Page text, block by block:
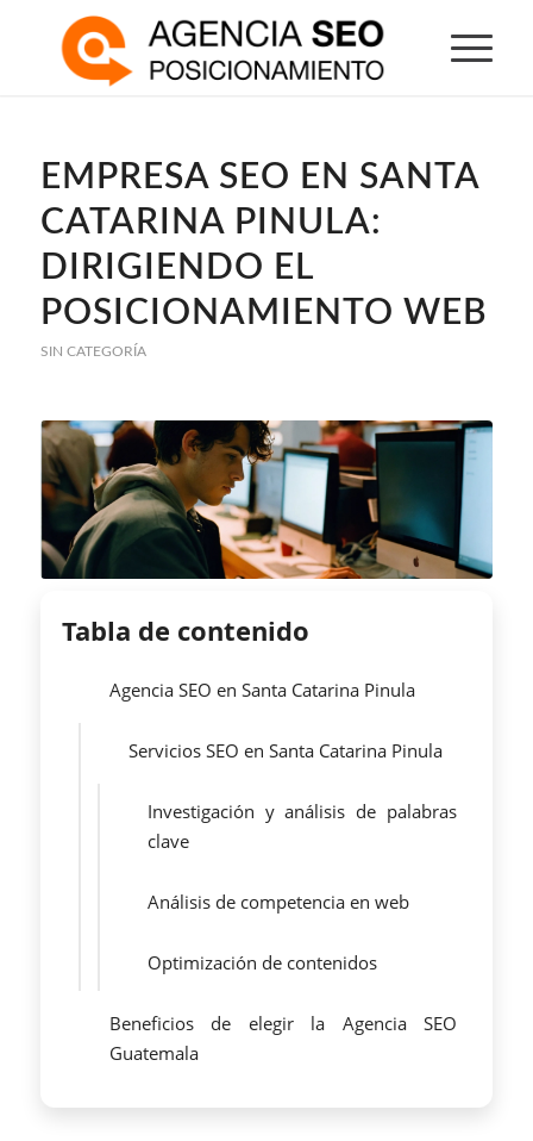
EMPRESA SEO EN SANTA
CATARINA PINULA:
DIRIGIENDO EL
POSICIONAMIENTO WEB
SIN CATEGORÍA
Tabla de contenido
Agencia SEO en Santa Catarina Pinula
Servicios SEO en Santa Catarina Pinula
Investigación y análisis de palabras
clave
Análisis de competencia en web
Optimización de contenidos
Beneficios de elegir la Agencia SEO
Guatemala